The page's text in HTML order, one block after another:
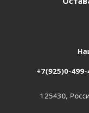
+7(925)0-499-
125430,